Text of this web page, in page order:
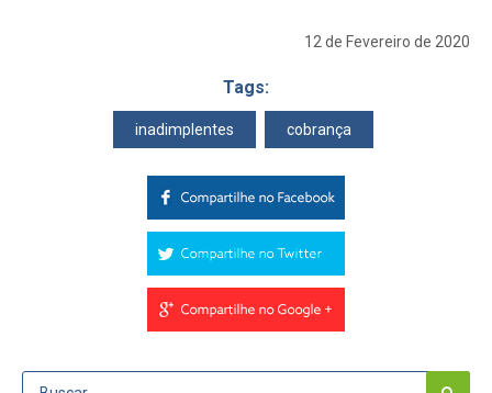
12 de Fevereiro de 2020
Tags:
inadimplentes cobrança